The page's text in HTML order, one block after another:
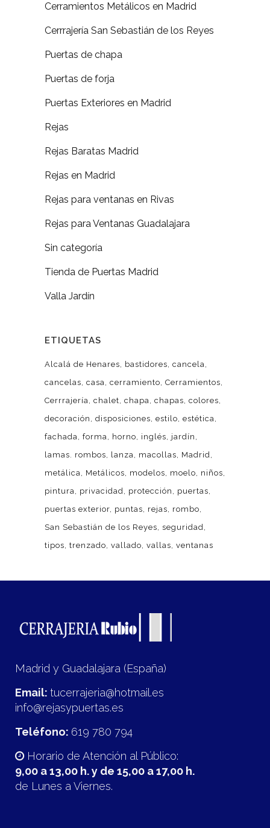
Cerramientos Metálicos en Madrid
Cerrrajería San Sebastián de los Reyes
Puertas de chapa
Puertas de forja
Puertas Exteriores en Madrid
Rejas
Rejas Baratas Madrid
Rejas en Madrid
Rejas para ventanas en Rivas
Rejas para Ventanas Guadalajara
Sin categoría
Tienda de Puertas Madrid
Valla Jardín
ETIQUETAS
Alcalá de Henares bastidores cancela
cancelas casa cerramiento Cerramientos
Cerrrajería chalet chapa chapas colores
decoración
disposiciones estilo estética
fachada forma horno inglés
jardín
lamas. rombos
lanza macollas
Madrid
metálica
Metálicos modelos moelo
niños
pintura
privacidad protección
puertas
puertas exterior puntas rejas
rombo
San Sebastián de los Reyes seguridad
tipos trenzado vallado vallas ventanas
Madrid y Guadalajara (España)
Email: tucerrajeria@hotmail.es
info@rejasypuertas.es
Teléfono: 619 780 794
Horario de Atención al Público:
9,00 a 13,00 h. y de 15,00 a 17,00 h.
de Lunes a Viernes.